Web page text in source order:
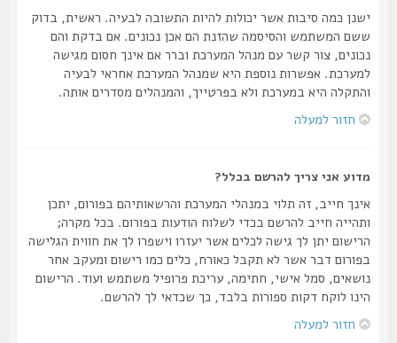
ישנן כמה סיבות אשר יכולות להיות התשובה לבעיה. ראשית, בדוק
ששם המשתמש והסיסמה שהזנת הם אכן נכונים. אם בדקת והם
נכונים, צור קשר עם מנהל המערכת וברר אם אינך חסום מגישה
למערכת. אפשרות נוספת היא שמנהל המערכת אחראי לבעיה
והתקלה היא במערכת ולא בפרטייך, והמנהלים מסדרים אותה.
חזור למעלה
מדוע אני צריך להרשם בכלל?
אינך חייב, זה תלוי במנהלי המערכת והרשאותיהם בפורום, יתכן
ותהייה חייב להרשם בכדי לשלוח הודעות בפורום. בכל מקרה;
הרישום יתן לך גישה לכלים אשר יעזרו וישפרו לך את חווית הגלישה
בפורום דבר אשר לא תקבל כאורח, כלים כמו רישום ומעקב אחר
נושאים, סמל אישי, חתימה, עריכת פרופיל משתמש ועוד. הרישום
הינו לוקח דקות ספורות בלבד, כך שכדאי לך להרשם.
חזור למעלה